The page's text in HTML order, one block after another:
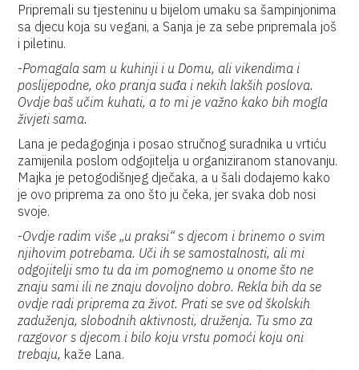
Pripremali su tjesteninu u bijelom umaku sa šampinjonima
sa djecu koja su vegani, a Sanja je za sebe pripremala još
i piletinu.
-Pomagala sam u kuhinji i u Domu, ali vikendima i
poslijepodne, oko pranja suđa i nekih lakših poslova.
Ovdje baš učim kuhati, a to mi je važno kako bih mogla
živjeti sama.
Lana je pedagoginja i posao stručnog suradnika u vrtiću
zamijenila poslom odgojitelja u organiziranom stanovanju.
Majka je petogodišnjeg dječaka, a u šali dodajemo kako
je ovo priprema za ono što ju čeka, jer svaka dob nosi
svoje.
-Ovdje radim više „u praksi“ s djecom i brinemo o svim
njihovim potrebama. Uči ih se samostalnosti, ali mi
odgojitelji smo tu da im pomognemo u onome što ne
znaju sami ili ne znaju dovoljno dobro. Rekla bih da se
ovdje radi priprema za život. Prati se sve od školskih
zaduženja, slobodnih aktivnosti, druženja. Tu smo za
razgovor s djecom i bilo koju vrstu pomoći koju oni
trebaju, kaže Lana.